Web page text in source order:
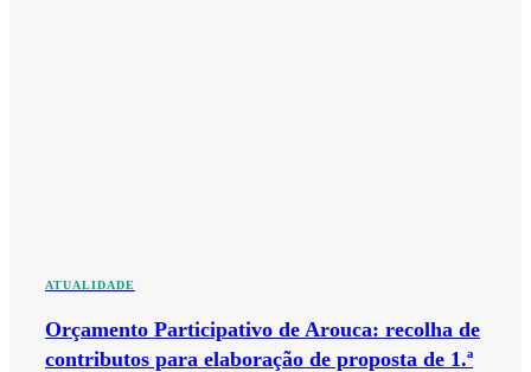
ATUALIDADE
Orçamento Participativo de Arouca: recolha de
contributos para elaboração de proposta de 1.ª